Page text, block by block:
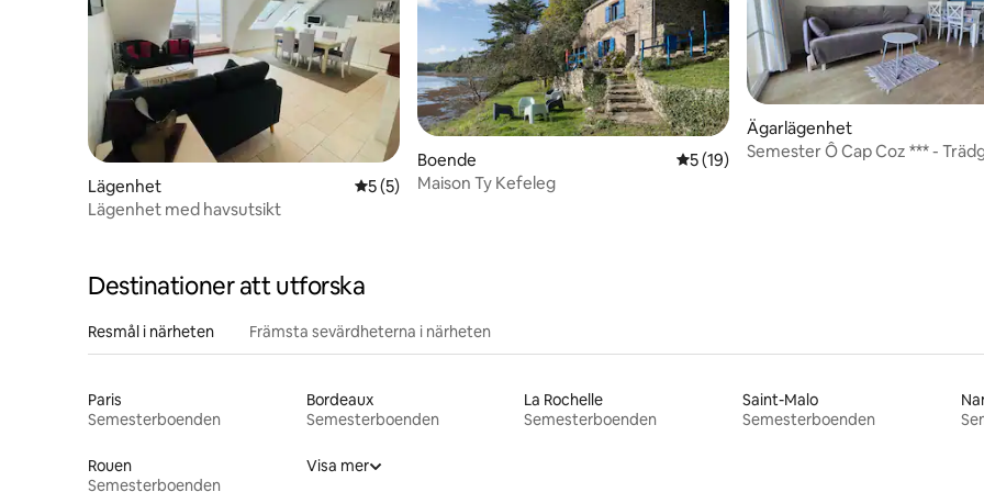
Lägenhet 5 av 5 i genomsnittligt betyg, 5 omdömen
5 (5)
Lägenhet med havsutsikt
Boende 5 av 5 i genomsnittligt betyg, 19
5 (19)
Maison Ty Kefeleg
Ägarlägenhet
Semester Ô Cap Coz *** -
Destinationer att utforska
Resmål i närheten Främsta sevärdheterna i närheten
Paris
Semesterboenden
Bordeaux
Semesterboenden
La Rochelle
Semesterboenden
Saint-Malo
Semesterboenden
Rouen
Semesterboenden
Visa mer